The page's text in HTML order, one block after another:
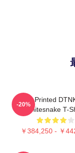
New Printed
Whitesnake T-
￥384,250 - ￥
-20%